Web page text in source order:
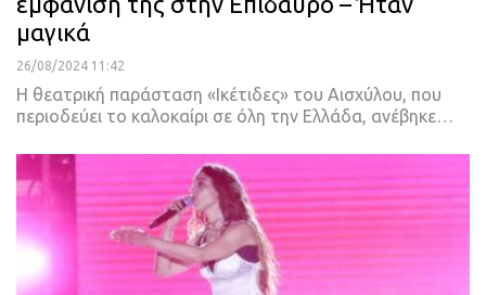
μαγικά
26/08/2024 11:42
Η θεατρική παράσταση «Ικέτιδες» του Αισχύλου, που
περιοδεύει το καλοκαίρι σε όλη την Ελλάδα, ανέβηκε…